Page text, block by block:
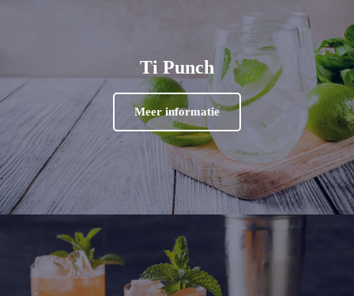
Ti Punch
Meer informatie